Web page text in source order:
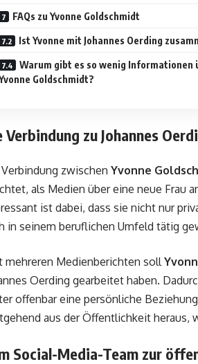
FAQs zu Yvonne Goldschmidt
Ist Yvonne mit Johannes Oerding
Warum gibt es so wenig Informationen
Goldschmidt?
Verbindung zu Johannes
zwischen Yvonne
als Medien über eine neue Frau
ist dabei, dass sie nicht nur
in seinem beruflichen Umfeld tätig
mehreren Medienberichten soll
Oerding gearbeitet haben.
offenbar eine persönliche
aus der Öffentlichkeit heraus,
Social-Media-Team zur